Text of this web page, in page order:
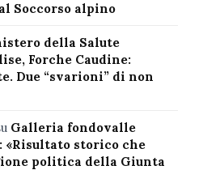
Soccorso alpino
della Salute
Forche Caudine:
Due “svarioni” di non
Galleria fondovalle
«Risultato storico che
politica della Giunta